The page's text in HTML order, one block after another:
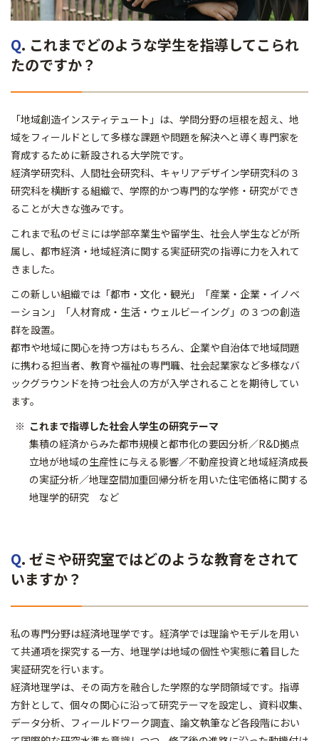
Q. これまでどのような学生を指導してこられ
たのですか？
「地域創造インスティテュート」は、学問分野の垣根を超え、地
域をフィールドとして多様な課題や問題を解決へと導く専門家を
育成するために新設される大学院です。
経済学研究科、人間社会研究科、キャリアデザイン学研究科の３
研究科を横断する組織で、学際的かつ専門的な学修・研究ができ
ることが大きな強みです。
これまで私のゼミには学部卒業生や留学生、社会人学生などが所
属し、都市経済・地域経済に関する実証研究の指導に力を入れて
きました。
この新しい組織では「都市・文化・観光」「産業・企業・イノベ
ーション」「人材育成・生活・ウェルビーイング」の３つの創造
群を設置。
都市や地域に関心を持つ方はもちろん、企業や自治体で地域問題
に携わる担当者、教育や福祉の専門職、社会起業家など多様なバ
ックグラウンドを持つ社会人の方が入学されることを期待してい
ます。
これまで指導した社会人学生の研究テーマ
集積の経済からみた都市規模と都市化の要因分析／R&D拠点
立地が地域の生産性に与える影響／不動産投資と地域経済成長
の実証分析／地理空間加重回帰分析を用いた住宅価格に関する
地理学的研究 など
Q. ゼミや研究室ではどのような教育をされて
いますか？
私の専門分野は経済地理学です。経済学では理論やモデルを用い
て共通項を探究する一方、地理学は地域の個性や実態に着目した
実証研究を行います。
経済地理学は、その両方を融合した学際的な学問領域です。指導
方針として、個々の関心に沿って研究テーマを設定し、資料収集、
データ分析、フィールドワーク調査、論文執筆など各段階におい